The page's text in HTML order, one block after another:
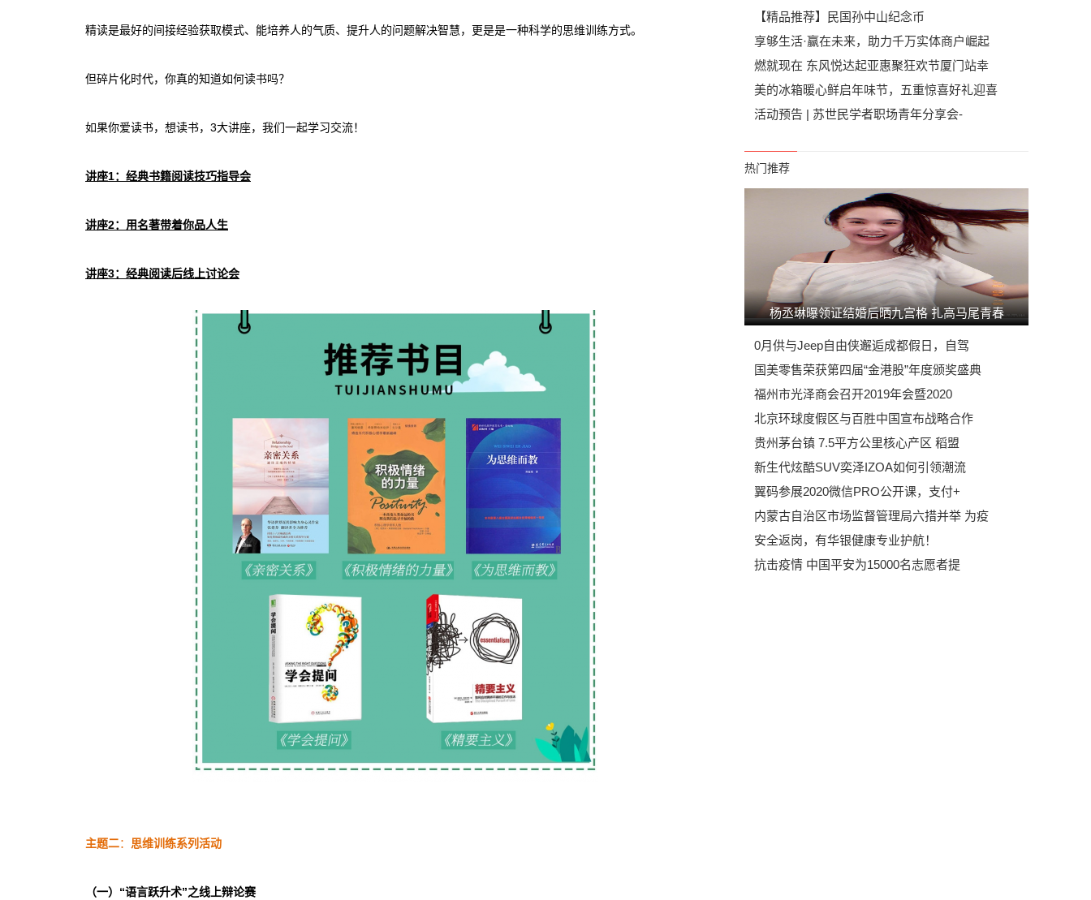
精读是最好的间接经验获取模式、能培养人的气质、提升人的问题解决智慧，更是是一种科学的思维训练方式。
但碎片化时代，你真的知道如何读书吗？
如果你爱读书，想读书，3大讲座，我们一起学习交流！
讲座1：经典书籍阅读技巧指导会
讲座2：用名著带着你品人生
讲座3：经典阅读后线上讨论会
主题二： 思维训练系列活动
（一）“语言跃升术”之线上辩论赛
【精品推荐】民国孙中山纪念币
享够生活·赢在未来，助力千万实体商户崛起
燃就现在 东风悦达起亚惠聚狂欢节厦门站幸
美的冰箱暖心鲜启年味节，五重惊喜好礼迎喜
活动预告 | 苏世民学者职场青年分享会-
热门推荐
杨丞琳曝领证结婚后晒九宫格 扎高马尾青春
0月供与Jeep自由侠邂逅成都假日，自驾
国美零售荣获第四届“金港股”年度颁奖盛典
福州市光泽商会召开2019年会暨2020
北京环球度假区与百胜中国宣布战略合作
贵州茅台镇 7.5平方公里核心产区 稻盟
新生代炫酷SUV奕泽IZOA如何引领潮流
翼码参展2020微信PRO公开课，支付+
内蒙古自治区市场监督管理局六措并举 为疫
安全返岗，有华银健康专业护航！
抗击疫情 中国平安为15000名志愿者提